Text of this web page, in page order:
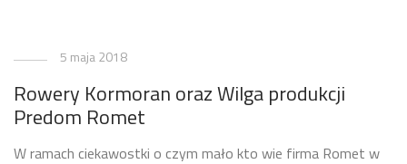
5 maja 2018
Rowery Kormoran oraz Wilga produkcji
Predom Romet
W ramach ciekawostki o czym mało kto wie firma Romet w